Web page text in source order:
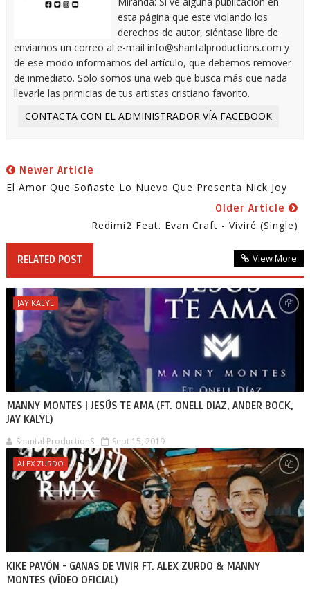
esta página que este violando los
derechos de autor, siéntase libre de
enviarnos un correo al e-mail info@shantalproductions.com y
de ese modo informarnos del artículo, que debemos remover
de inmediato. Solo somos una web que busca más que nada
llevarle las primicias de tus artistas cristiano favorito.
CONTACTA CON EL ADMINISTRADOR VÍA FACEBOOK
Newer Article
El Amor Que Soñaste Lo Nuevo Que Presenta Nick Joy
Older Article
Redimi2 Feat. Evan Craft - Viviré (Single)
RELATED POST View More
JAY KALYL
MANNY MONTES | JESÚS TE AMA (FT. ONELL DIAZ, ANDER BOCK,
JAY KALYL)
Shantal ProductionS Sept 15, 2019
ALEX ZURDO
KIKE PAVÓN - GANAS DE VIVIR FT. ALEX ZURDO & MANNY
MONTES (VÍDEO OFICIAL)